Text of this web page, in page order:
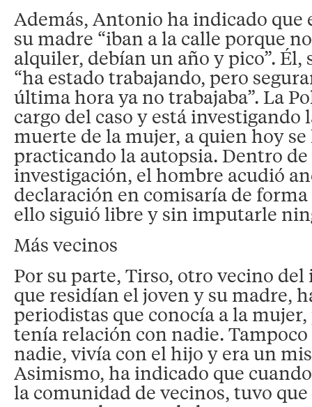
Además, Antonio ha indicado que
su madre “iban a la calle porque
alquiler, debían un año y pico”. Él,
“ha estado trabajando, pero
última hora ya no trabajaba”. La
cargo del caso y está investigando
muerte de la mujer, a quien hoy se
practicando la autopsia. Dentro de
investigación, el hombre acudió
declaración en comisaría de
ello siguió libre y sin imputarle
Más vecinos
Por su parte, Tirso, otro vecino
que residían el joven y su madre,
periodistas que conocía a la mujer,
tenía relación con nadie.
nadie, vivía con el hijo y era un
Asimismo, ha indicado que
la comunidad de vecinos, tuvo que